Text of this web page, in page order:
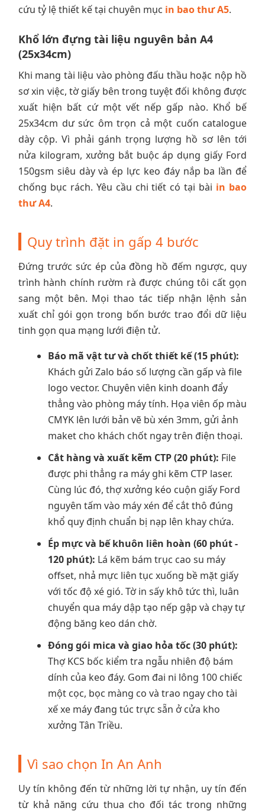
cứu tỷ lệ thiết kế tại chuyên mục in bao thư A5.
Khổ lớn đựng tài liệu nguyên bản A4
(25x34cm)
Khi mang tài liệu vào phòng đấu thầu hoặc nộp hồ
sơ xin việc, tờ giấy bên trong tuyệt đối không được
xuất hiện bất cứ một vết nếp gấp nào. Khổ bế
25x34cm dư sức ôm trọn cả một cuốn catalogue
dày cộp. Vì phải gánh trọng lượng hồ sơ lên tới
nửa kilogram, xưởng bắt buộc áp dụng giấy Ford
150gsm siêu dày và ép lực keo đáy nắp ba lần để
chống bục rách. Yêu cầu chi tiết có tại bài in bao
thư A4.
Quy trình đặt in gấp 4 bước
Đứng trước sức ép của đồng hồ đếm ngược, quy
trình hành chính rườm rà được chúng tôi cất gọn
sang một bên. Mọi thao tác tiếp nhận lệnh sản
xuất chỉ gói gọn trong bốn bước trao đổi dữ liệu
tinh gọn qua mạng lưới điện tử.
Báo mã vật tư và chốt thiết kế (15 phút):
Khách gửi Zalo báo số lượng cần gấp và file
logo vector. Chuyên viên kinh doanh đẩy
thẳng vào phòng máy tính. Họa viên ốp màu
CMYK lên lưới bản vẽ bù xén 3mm, gửi ảnh
maket cho khách chốt ngay trên điện thoại.
Cắt hàng và xuất kẽm CTP (20 phút): File
được phi thẳng ra máy ghi kẽm CTP laser.
Cùng lúc đó, thợ xưởng kéo cuộn giấy Ford
nguyên tấm vào máy xén để cắt thô đúng
khổ quy định chuẩn bị nạp lên khay chứa.
Ép mực và bế khuôn liên hoàn (60 phút -
120 phút): Lá kẽm bám trục cao su máy
offset, nhả mực liên tục xuống bề mặt giấy
với tốc độ xé gió. Tờ in sấy khô tức thì, luân
chuyển qua máy dập tạo nếp gập và chạy tự
động băng keo dán chờ.
Đóng gói mica và giao hỏa tốc (30 phút):
Thợ KCS bốc kiểm tra ngẫu nhiên độ bám
dính của keo đáy. Gom đai ni lông 100 chiếc
một cọc, bọc màng co và trao ngay cho tài
xế xe máy đang túc trực sẵn ở cửa kho
xưởng Tân Triều.
Vì sao chọn In An Anh
Uy tín không đến từ những lời tự nhận, uy tín đến
từ khả năng cứu thua cho đối tác trong những